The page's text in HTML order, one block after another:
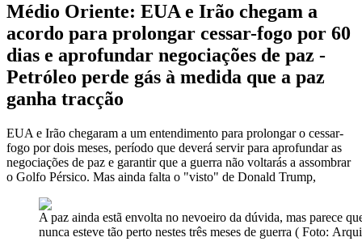
Médio Oriente: EUA e Irão chegam a
acordo para prolongar cessar-fogo por 60
dias e aprofundar negociações de paz -
Petróleo perde gás à medida que a paz
ganha tracção
EUA e Irão chegaram a um entendimento para prolongar o cessar-
fogo por dois meses, período que deverá servir para aprofundar as
negociações de paz e garantir que a guerra não voltarás a assombrar
o Golfo Pérsico. Mas ainda falta o "visto" de Donald Trump,
A paz ainda estã envolta no nevoeiro da dúvida, mas parece
nunca esteve tão perto nestes três meses de guerra ( Foto: